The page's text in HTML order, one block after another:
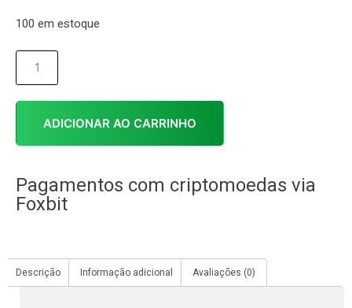
100 em estoque
ADICIONAR AO CARRINHO
Pagamentos com criptomoedas via
Foxbit
Descrição Informação adicional Avaliações (0)